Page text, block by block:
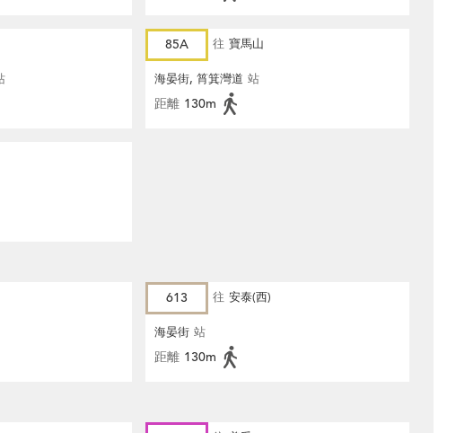
85A 往 寶馬山
海晏街, 筲箕灣道 站
距離 130m
613 往 安泰(西)
海晏街 站
距離 130m